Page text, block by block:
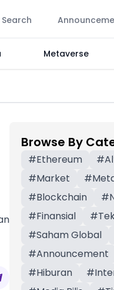
Search
Metaverse
Browse By
#Ethereum #
#Market #
#Blockchain #
#Finansial #
#Saham Global
#Announcement
#Hiburan #